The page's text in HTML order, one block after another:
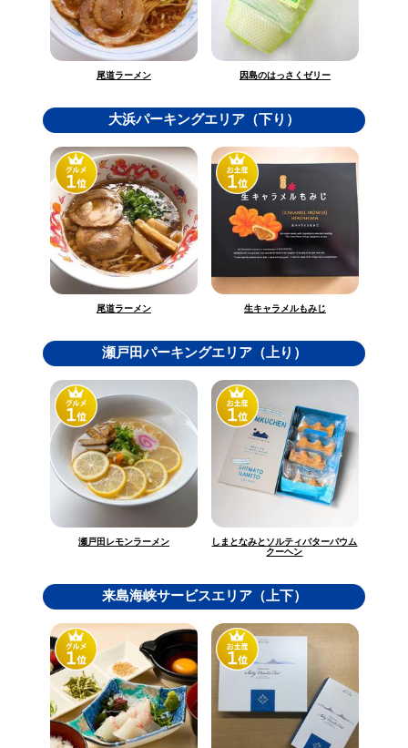
尾道ラーメン 因島のはっさくゼリー
大浜パーキングエリア（下り）
尾道ラーメン 生キャラメルもみじ
瀬戸田パーキングエリア（上り）
瀬戸田レモンラーメン しまとなみとソルティバターバウム
クーヘン
来島海峡サービスエリア（上下）